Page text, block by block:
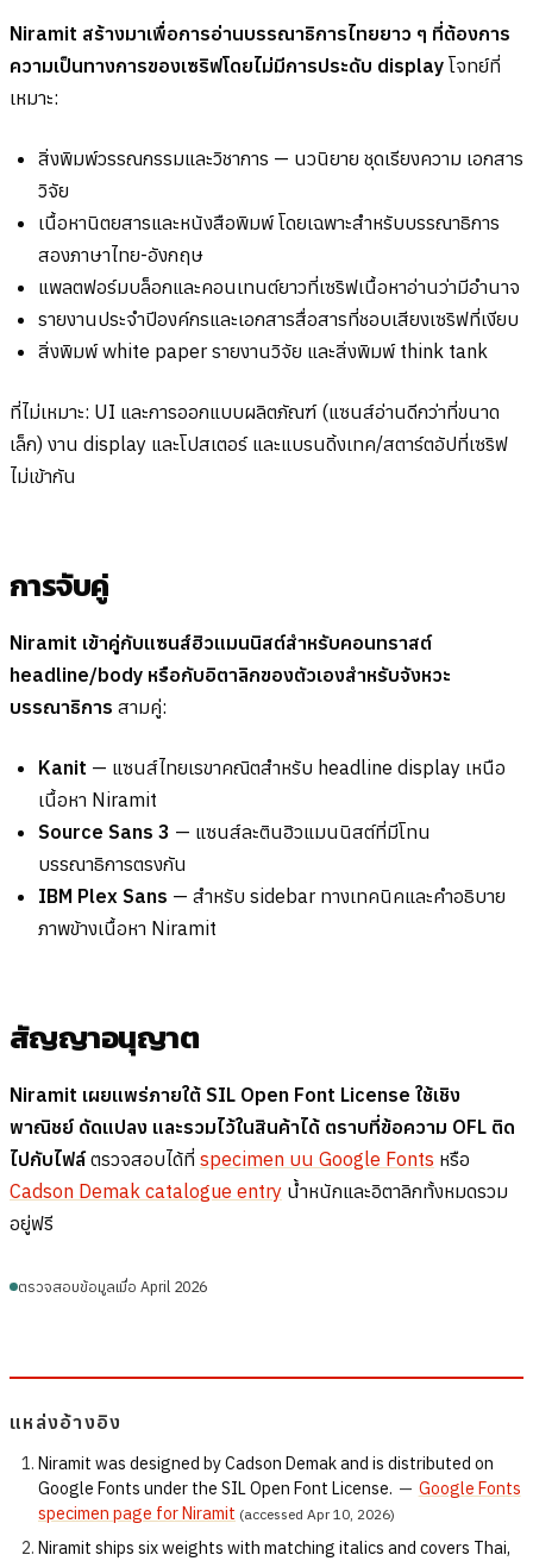
Niramit สร้างมาเพื่อการอ่านบรรณาธิการไทยยาว ๆ ที่ต้องการ
ความเป็นทางการของเซริฟโดยไม่มีการประดับ display โจทย์ที่
เหมาะ:
สิ่งพิมพ์วรรณกรรมและวิชาการ — นวนิยาย ชุดเรียงความ เอกสาร
วิจัย
เนื้อหานิตยสารและหนังสือพิมพ์ โดยเฉพาะสำหรับบรรณาธิการ
สองภาษาไทย-อังกฤษ
แพลตฟอร์มบล็อกและคอนเทนต์ยาวที่เซริฟเนื้อหาอ่านว่ามีอำนาจ
รายงานประจำปีองค์กรและเอกสารสื่อสารที่ชอบเสียงเซริฟที่เงียบ
สิ่งพิมพ์ white paper รายงานวิจัย และสิ่งพิมพ์ think tank
ที่ไม่เหมาะ: UI และการออกแบบผลิตภัณฑ์ (แซนส์อ่านดีกว่าที่ขนาด
เล็ก) งาน display และโปสเตอร์ และแบรนดิ้งเทค/สตาร์ตอัปที่เซริฟ
ไม่เข้ากัน
การจับคู่
Niramit เข้าคู่กับแซนส์ฮิวแมนนิสต์สำหรับคอนทราสต์
headline/body หรือกับอิตาลิกของตัวเองสำหรับจังหวะ
บรรณาธิการ สามคู่:
Kanit — แซนส์ไทยเรขาคณิตสำหรับ headline display เหนือ
เนื้อหา Niramit
Source Sans 3 — แซนส์ละตินฮิวแมนนิสต์ที่มีโทน
บรรณาธิการตรงกัน
IBM Plex Sans — สำหรับ sidebar ทางเทคนิคและคำอธิบาย
ภาพข้างเนื้อหา Niramit
สัญญาอนุญาต
Niramit เผยแพร่ภายใต้ SIL Open Font License ใช้เชิง
พาณิชย์ ดัดแปลง และรวมไว้ในสินค้าได้ ตราบที่ข้อความ OFL ติด
ไปกับไฟล์ตรวจสอบได้ที่ specimen บน Google Fonts หรือ
Cadson Demak catalogue entry น้ำหนักและอิตาลิกทั้งหมดรวม
อยู่ฟรี
ตรวจสอบข้อมูลเมื่อ April 2026
แหล่งอ้างอิง
Niramit was designed by Cadson Demak and is distributed on
Google Fonts under the SIL Open Font License. — Google Fonts
specimen page for Niramit (accessed Apr 10, 2026)
Niramit ships six weights with matching italics and covers Thai,